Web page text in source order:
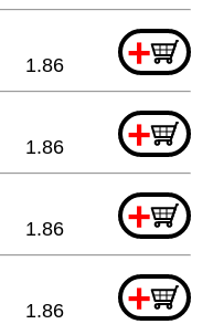
+
1.86
+
1.86
+
1.86
+
1.86